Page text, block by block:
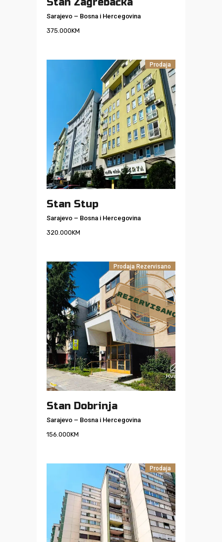
Sarajevo – Bosna i Hercegovina
375.000KM
Prodaja
Stan Stup
Sarajevo – Bosna i Hercegovina
320.000KM
Prodaja Rezervisano
Stan Dobrinja
Sarajevo – Bosna i Hercegovina
156.000KM
Prodaja